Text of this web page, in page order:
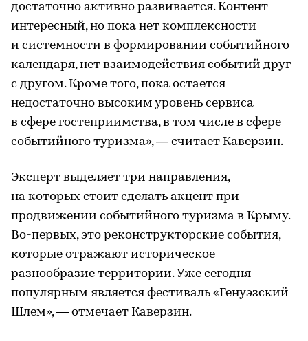
достаточно активно развивается. Контент
интересный, но пока нет комплексности
и системности в формировании событийного
календаря, нет взаимодействия событий друг
с другом. Кроме того, пока остается
недостаточно высоким уровень сервиса
в сфере гостеприимства, в том числе в сфере
событийного туризма», — считает Каверзин.
Эксперт выделяет три направления,
на которых стоит сделать акцент при
продвижении событийного туризма в Крыму.
Во-первых, это реконструкторские события,
которые отражают историческое
разнообразие территории. Уже сегодня
популярным является фестиваль «Генуэзский
Шлем», — отмечает Каверзин.